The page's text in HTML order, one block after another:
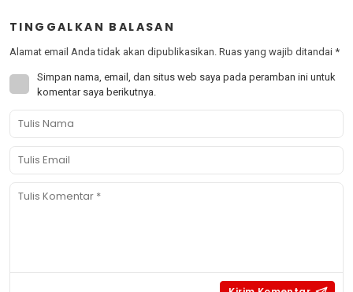
TINGGALKAN BALASAN
Alamat email Anda tidak akan dipublikasikan. Ruas yang wajib ditandai *
Simpan nama, email, dan situs web saya pada peramban ini untuk
komentar saya berikutnya.